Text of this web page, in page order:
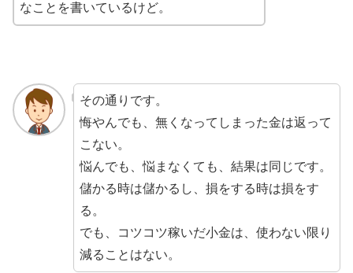
なことを書いているけど。
その通りです。
悔やんでも、無くなってしまった金は返って
こない。
悩んでも、悩まなくても、結果は同じです。
儲かる時は儲かるし、損をする時は損をす
る。
でも、コツコツ稼いだ小金は、使わない限り
減ることはない。